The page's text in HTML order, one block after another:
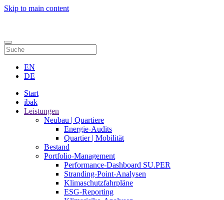
Skip to main content
EN
DE
Start
ibak
Leistungen
Neubau | Quartiere
Energie-Audits
Quartier | Mobilität
Bestand
Portfolio-Management
Performance-Dashboard SU.PER
Stranding-Point-Analysen
Klimaschutzfahrpläne
ESG-Reporting